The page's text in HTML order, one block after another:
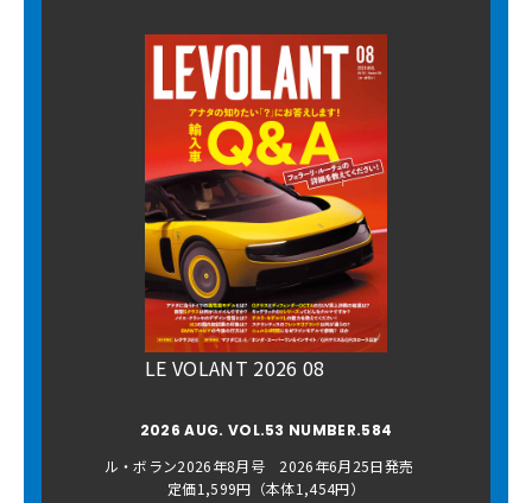
LE VOLANT 2026 08
2026 AUG. VOL.53 NUMBER.584
ル・ボラン2026年8月号 2026年6月25日発売
定価1,599円（本体1,454円）